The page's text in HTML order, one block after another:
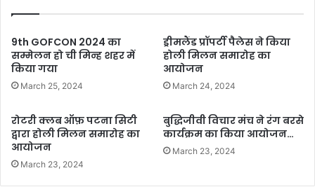
9th GOFCON 2024 का
सम्मेलन हो ची मिन्ह शहर में
किया गया
March 25, 2024
ड्रीमलैंड प्रॉपर्टी पैलेस ने किया
होली मिलन समारोह का
आयोजन
March 24, 2024
रोटरी क्लब ऑफ़ पटना सिटी
द्वारा होली मिलन समारोह का
आयोजन
March 23, 2024
बुद्धिजीवी विचार मंच ने रंग बरसे
कार्यक्रम का किया आयोजन…
March 23, 2024